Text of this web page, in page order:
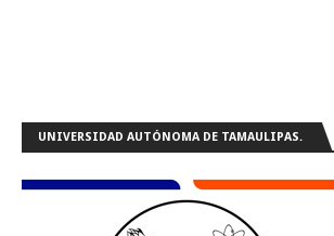
UNIVERSIDAD AUTÓNOMA DE TAMAULIPAS.